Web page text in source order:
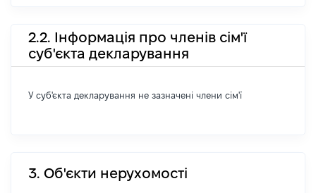
2.2. Інформація про членів сім'ї
суб'єкта декларування
У суб'єкта декларування не зазначені члени сім'ї
3. Об'єкти нерухомості